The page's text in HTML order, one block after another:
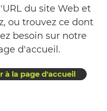
du site Web et
ou trouvez ce dont
besoin sur notre
d'accueil.
à la page d'accueil